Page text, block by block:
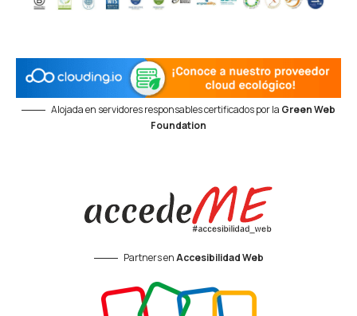
Alojada en servidores responsables certificados por la Green Web
Foundation
Partners enAccesibilidad Web